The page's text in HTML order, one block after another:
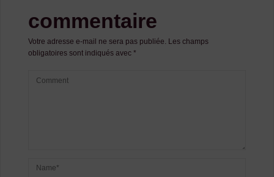
commentaire
Votre adresse e-mail ne sera pas publiée. Les champs
obligatoires sont indiqués avec *